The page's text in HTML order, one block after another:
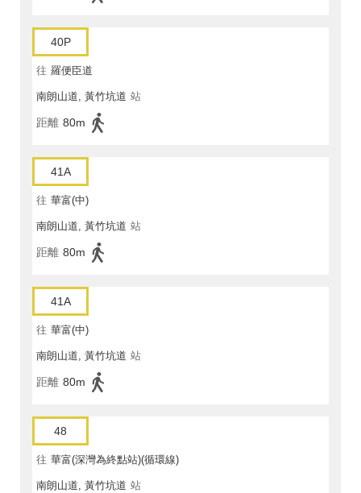
40P
往 羅便臣道
南朗山道, 黃竹坑道 站
距離 80m
41A
往 華富(中)
南朗山道, 黃竹坑道 站
距離 80m
41A
往 華富(中)
南朗山道, 黃竹坑道 站
距離 80m
48
往 華富(深灣為終點站)(循環線)
南朗山道, 黃竹坑道 站